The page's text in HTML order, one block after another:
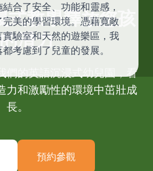
合了安全、功能和靈感，
美的學習環境。憑藉寬敞
驗室和天然的遊樂區，我
考慮到了兒童的發展。
式教學釋放您孩
潛力
們的英語沉浸式幼兒園，看
力和激勵性的環境中茁壯成
長。
預約參觀